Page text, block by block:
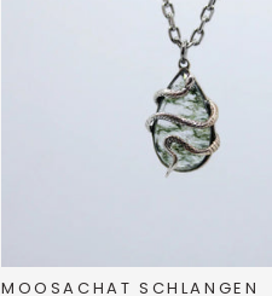
MOOSACHAT SCHLANGEN